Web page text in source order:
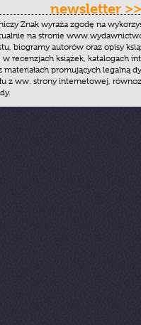
newsletter >>
Znak wyraża zgodę na
na stronie
biogramy autorów oraz opisy
recenzjach książek, katalogach
materiałach promujących legalną
z ww. strony internetowej,